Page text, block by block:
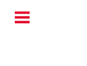
Toggle
navigation